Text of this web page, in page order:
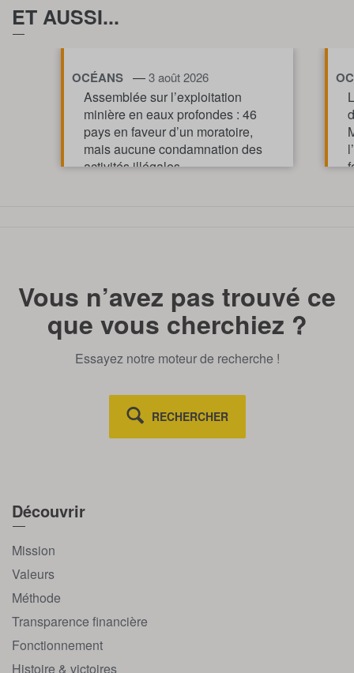
ET AUSSI...
OCÉANS —3 août 2026
Assemblée sur l’exploitation
minière en eaux profondes : 46
pays en faveur d’un moratoire,
mais aucune condamnation des
activités illégales
Vous n’avez pas trouvé ce
que vous cherchiez ?
Essayez notre moteur de recherche !
RECHERCHER
Découvrir
Mission
Valeurs
Méthode
Transparence financière
Fonctionnement
Histoire & victoires